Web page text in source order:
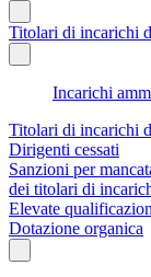
Titolari di incarichi
Incarichi
Titolari di incarichi
Dirigenti cessati
Sanzioni per
dei titolari di
Elevate
Dotazione organica